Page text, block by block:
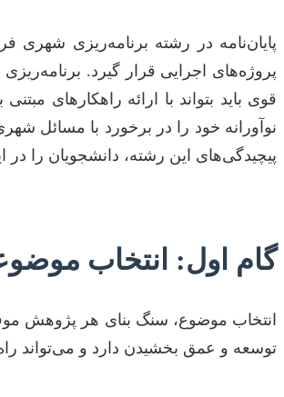
پایان‌نامه در رشته برنامه‌ریزی
پروژه‌های اجرایی قرار گیرد.
قوی باید بتواند با ارائه راهکارهای
نوآورانه خود را در برخورد با مسائل
پیچیدگی‌های این رشته، دانشجویان را
گام اول: انتخاب
انتخاب موضوع، سنگ بنای هر پژوهش
توسعه و عمق بخشیدن دارد و می‌تواند راه